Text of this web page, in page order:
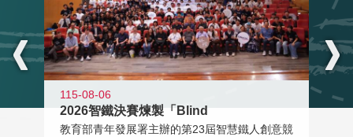
115-08-06
2026智鐵決賽煉製「Blind
教育部青年發展署主辦的第23屆智慧鐵人創意競